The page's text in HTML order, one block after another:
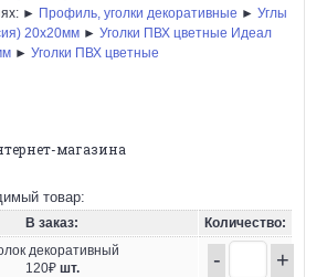
► Профиль, уголки декоративные ► Углы
20х20мм ► Уголки ПВХ цветные Идеал
► Уголки ПВХ цветные
магазина
товар:
В заказ:
Количество:
декоративный
120₽ шт. - +